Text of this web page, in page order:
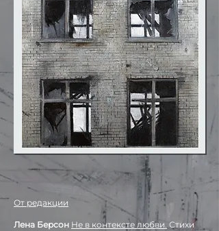
От редакции
Лена Берсон Не в контексте любви. Стихи